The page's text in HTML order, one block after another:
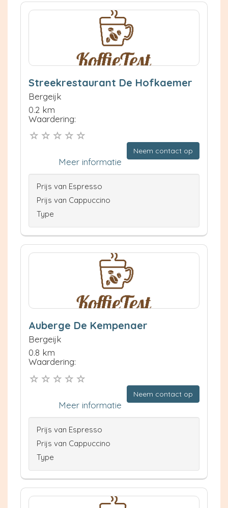
Streekrestaurant De Hofkaemer
Bergeijk
0.2 km
Waardering:
Neem contact op
Meer informatie
Prijs van Espresso
Prijs van Cappuccino
Type
Auberge De Kempenaer
Bergeijk
0.8 km
Waardering:
Neem contact op
Meer informatie
Prijs van Espresso
Prijs van Cappuccino
Type